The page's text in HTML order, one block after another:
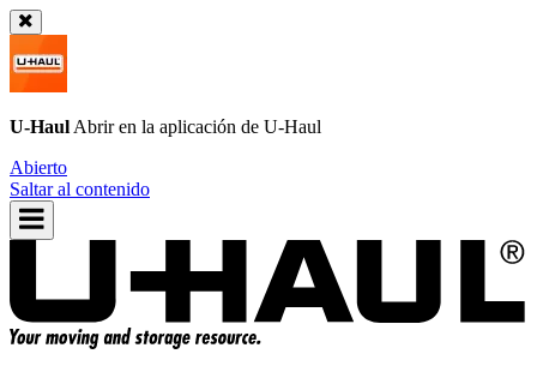
U-Haul Abrir en la aplicación de U-Haul
Abierto
Saltar al contenido